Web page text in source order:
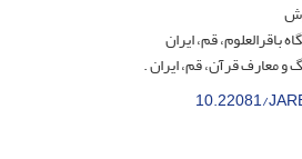
قم، ایران
معارف قرآن، قم، ایران .
10.22081/